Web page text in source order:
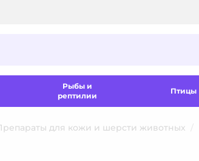
Рыбы и
рептилии
Птицы
для кожи и шерсти животных